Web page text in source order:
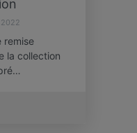
2022
remise
la collection